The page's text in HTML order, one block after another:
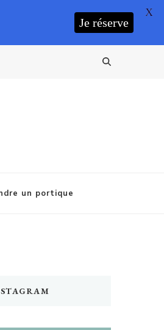
un portique
Je réserve
X